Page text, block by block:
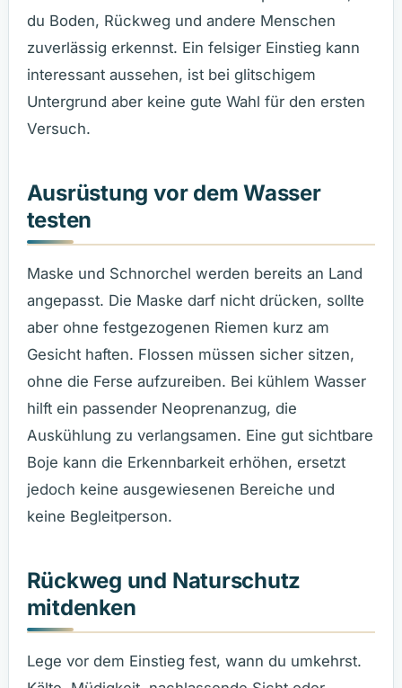
du Boden, Rückweg und andere Menschen
zuverlässig erkennst. Ein felsiger Einstieg kann
interessant aussehen, ist bei glitschigem
Untergrund aber keine gute Wahl für den ersten
Versuch.
Ausrüstung vor dem Wasser
testen
Maske und Schnorchel werden bereits an Land
angepasst. Die Maske darf nicht drücken, sollte
aber ohne festgezogenen Riemen kurz am
Gesicht haften. Flossen müssen sicher sitzen,
ohne die Ferse aufzureiben. Bei kühlem Wasser
hilft ein passender Neoprenanzug, die
Auskühlung zu verlangsamen. Eine gut sichtbare
Boje kann die Erkennbarkeit erhöhen, ersetzt
jedoch keine ausgewiesenen Bereiche und
keine Begleitperson.
Rückweg und Naturschutz
mitdenken
Lege vor dem Einstieg fest, wann du umkehrst.